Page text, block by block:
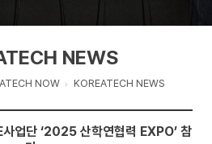
뉴
NOW KOREATECH NEWS
NEWS
업단 ‘2025 산학연협력 EXPO’ 참